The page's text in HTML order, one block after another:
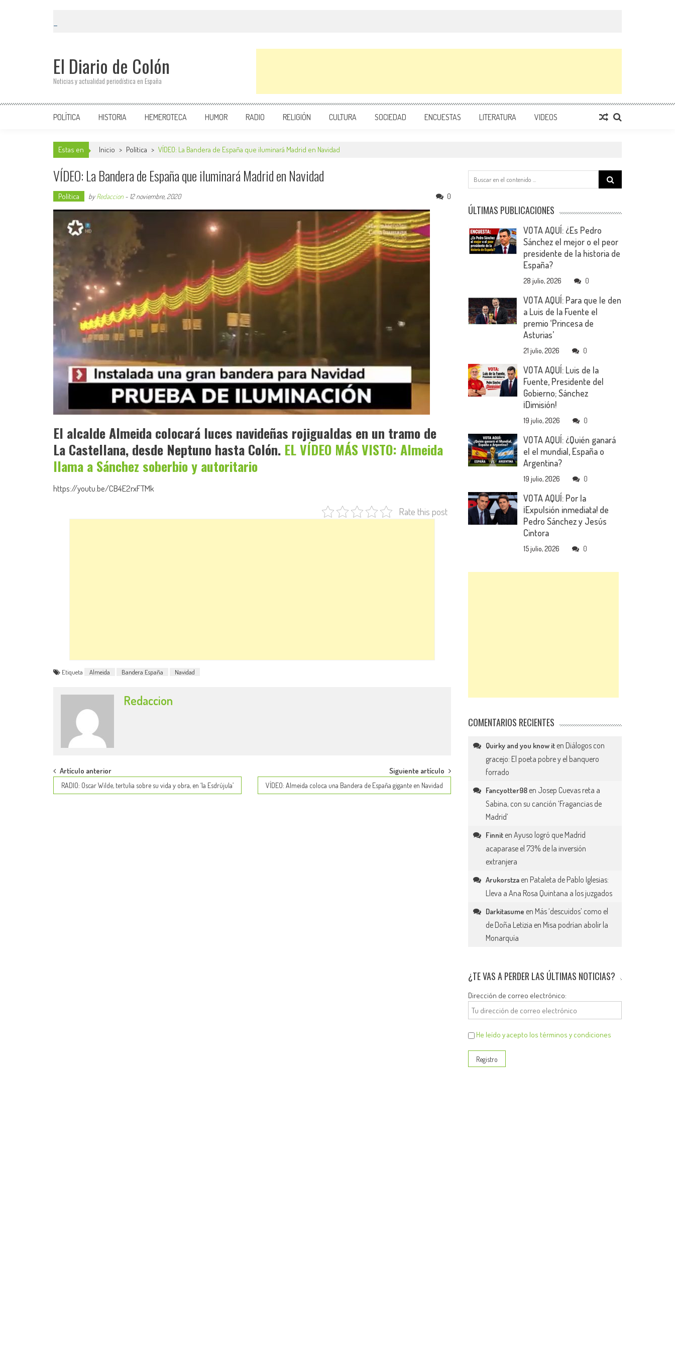
El Diario de Colón
Noticias y actualidad periodística en España
POLÍTICA HISTORIA HEMEROTECA HUMOR RADIO RELIGIÓN CULTURA SOCIEDAD ENCUESTAS LITERATURA VIDEOS
Estas en Inicio > Política > VÍDEO: La Bandera de España que iluminará Madrid en Navidad
VÍDEO: La Bandera de España que iluminará Madrid en Navidad
Política byRedaccion - 12 noviembre, 2020 0
El alcalde Almeida colocará luces navideñas rojigualdas en un tramo de
La Castellana, desde Neptuno hasta Colón. EL VÍDEO MÁS VISTO: Almeida
llama a Sánchez soberbio y autoritario
https://youtu.be/CB4E2rxFTMk
Rate this post
Etiqueta Almeida Bandera España Navidad
Redaccion
Post
navigation
Artículo anterior
RADIO: Oscar Wilde, tertulia sobre su vida y obra, en ‘la Esdrújula’
Siguiente artículo
VÍDEO: Almeida coloca una Bandera de España gigante en Navidad
Search
for:
ÚLTIMAS PUBLICACIONES
VOTA AQUÍ: ¿Es Pedro
Sánchez el mejor o el peor
presidente de la historia de
España?
28 julio, 2026 0
VOTA AQUÍ: Para que le den
a Luis de la Fuente el
premio ‘Princesa de
Asturias’
21 julio, 2026 0
VOTA AQUÍ: Luis de la
Fuente, Presidente del
Gobierno; Sánchez
¡Dimisión!
19 julio, 2026 0
VOTA AQUÍ: ¿Quién ganará
el el mundial, España o
Argentina?
19 julio, 2026 0
VOTA AQUÍ: Por la
¡Expulsión inmediata! de
Pedro Sánchez y Jesús
Cintora
15 julio, 2026 0
COMENTARIOS RECIENTES
Quirky and you know it en Diálogos con
gracejo: El poeta pobre y el banquero
forrado
Fancyotter98 en Josep Cuevas reta a
Sabina, con su canción ‘Fragancias de
Madrid’
Finnit enAyuso logró que Madrid
acaparase el 73% de la inversión
extranjera
Arukorstza en Pataleta de Pablo Iglesias:
Lleva a Ana Rosa Quintana a los juzgados
Darkitasume en Más ‘descuidos’ como el
de Doña Letizia en Misa podrían abolir la
Monarquía
¿TE VAS A PERDER LAS ÚLTIMAS NOTICIAS?
Dirección de correo electrónico:
He leído y acepto los términos y condiciones